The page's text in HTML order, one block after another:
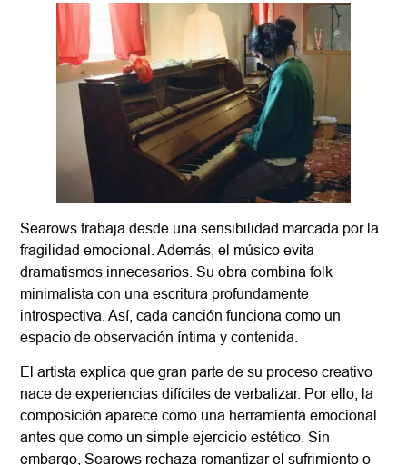
Searows trabaja desde una sensibilidad marcada por la
fragilidad emocional. Además, el músico evita
dramatismos innecesarios. Su obra combina folk
minimalista con una escritura profundamente
introspectiva. Así, cada canción funciona como un
espacio de observación íntima y contenida.
El artista explica que gran parte de su proceso creativo
nace de experiencias difíciles de verbalizar. Por ello, la
composición aparece como una herramienta emocional
antes que como un simple ejercicio estético. Sin
embargo, Searows rechaza romantizar el sufrimiento o